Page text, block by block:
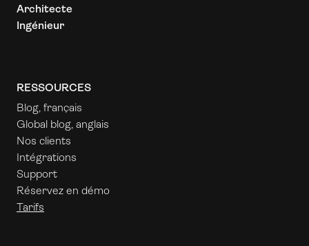
Architecte
Ingénieur
RESSOURCES
Blog, français
Global blog, anglais
Nos clients
Intégrations
Support
Réservez en démo
Tarifs